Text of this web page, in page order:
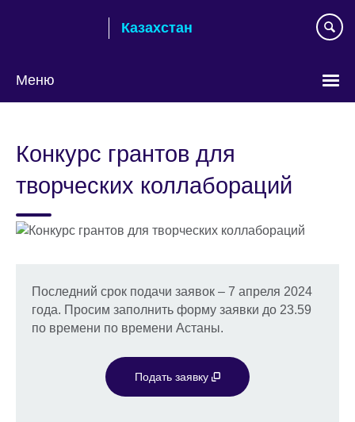
Казахстан
Меню
Конкурс грантов для
творческих коллабораций
Последний срок подачи заявок – 7 апреля 2024
года. Просим заполнить форму заявки до 23.59
по времени по времени Астаны.
Подать заявку